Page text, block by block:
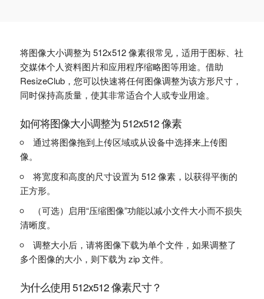
将图像大小调整为 512x512 像素很常见，适用于图标、社
交媒体个人资料图片和应用程序缩略图等用途。借助
ResizeClub，您可以快速将任何图像调整为该方形尺寸，
同时保持高质量，使其非常适合个人或专业用途。
如何将图像大小调整为 512x512 像素
通过将图像拖到上传区域或从设备中选择来上传图
像。
将宽度和高度的尺寸设置为 512 像素，以获得平衡的
正方形。
（可选）启用“压缩图像”功能以减小文件大小而不损失
清晰度。
调整大小后，请将图像下载为单个文件，如果调整了
多个图像的大小，则下载为 zip 文件。
为什么使用 512x512 像素尺寸？